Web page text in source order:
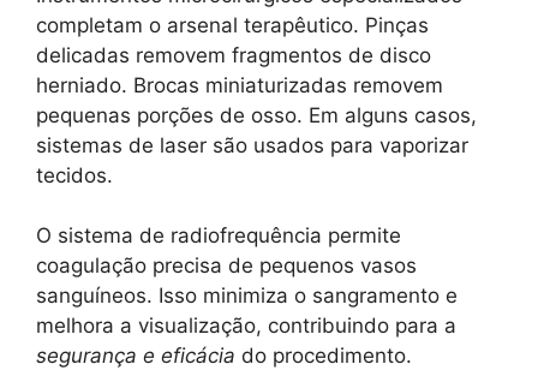
completam o arsenal terapêutico. Pinças
delicadas removem fragmentos de disco
herniado. Brocas miniaturizadas removem
pequenas porções de osso. Em alguns casos,
sistemas de laser são usados para vaporizar
tecidos.
O sistema de radiofrequência permite
coagulação precisa de pequenos vasos
sanguíneos. Isso minimiza o sangramento e
melhora a visualização, contribuindo para a
segurança e eficácia do procedimento.